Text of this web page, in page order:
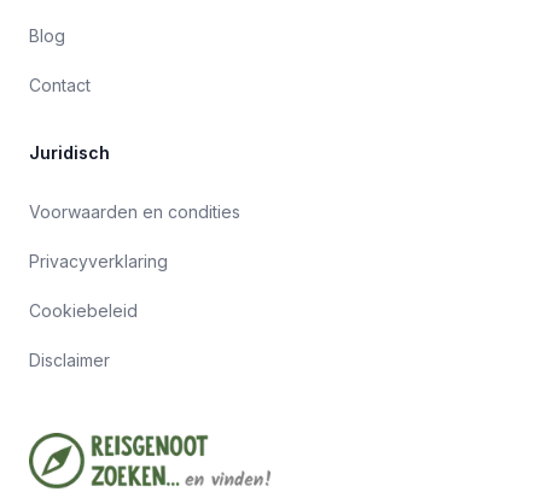
Blog
Contact
Juridisch
Voorwaarden en condities
Privacyverklaring
Cookiebeleid
Disclaimer